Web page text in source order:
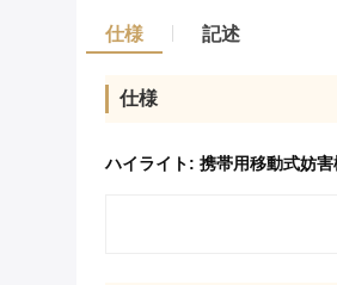
仕様 記述
仕様
ハイライト: 携帯用移動式妨害